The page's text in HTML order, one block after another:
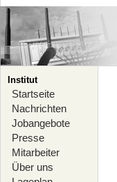
Institut
Startseite
Nachrichten
Jobangebote
Presse
Mitarbeiter
Über uns